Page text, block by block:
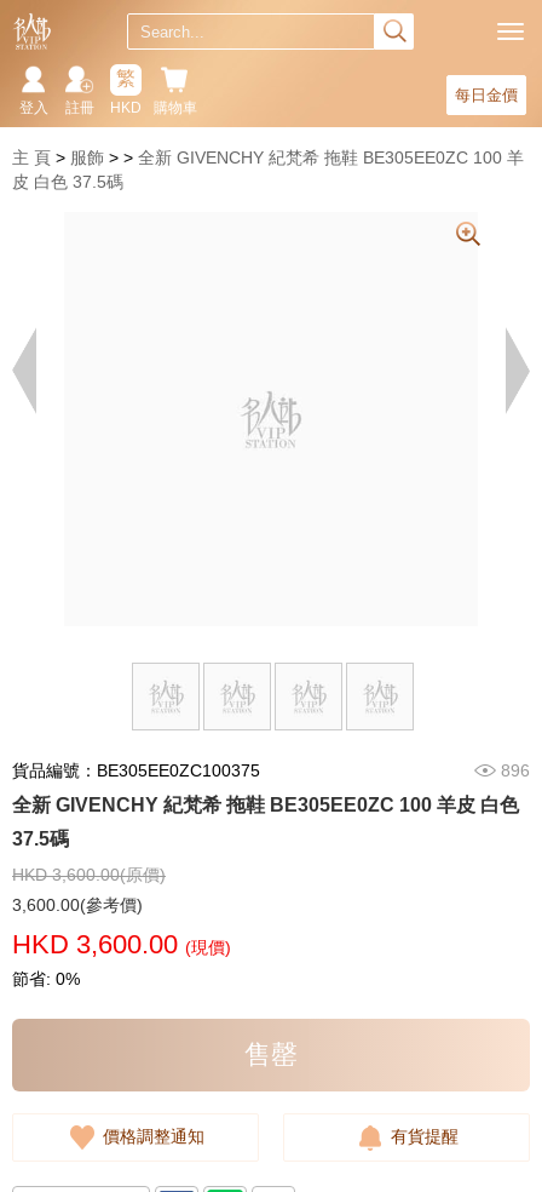
每日金價
購物車
繁
HKD
註冊
登入
主 頁 服飾
全新 GIVENCHY 紀梵希 拖鞋 BE305EE0ZC 100 羊
皮 白色 37.5碼
貨品編號：BE305EE0ZC100375 896
全新 GIVENCHY 紀梵希 拖鞋 BE305EE0ZC 100 羊皮 白色
37.5碼
HKD 3,600.00(原價)
3,600.00(參考價)
HKD 3,600.00 (現價)
節省: 0%
售罄
價格調整通知 有貨提醒